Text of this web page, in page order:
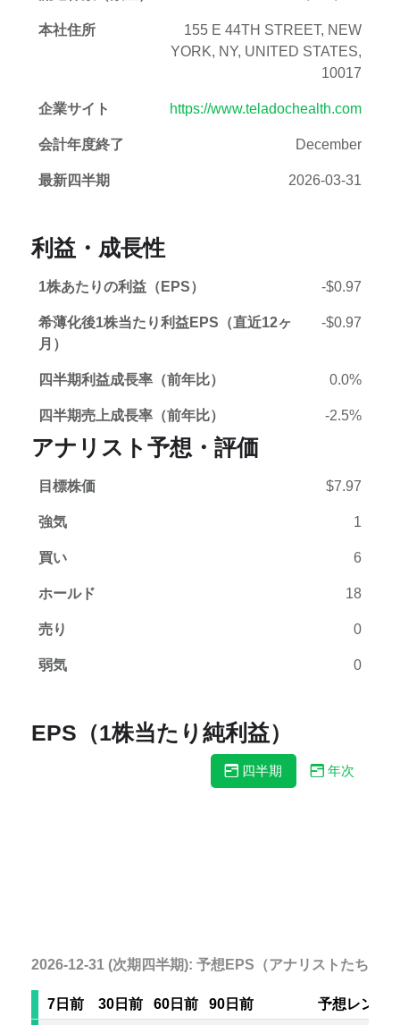
本社住所
155 E 44TH STREET, NEW
YORK, NY, UNITED STATES,
10017
企業サイト https://www.teladochealth.com
会計年度終了 December
最新四半期 2026-03-31
利益・成長性
1株あたりの利益（EPS） -$0.97
希薄化後1株当たり利益EPS（直近12ヶ
月）
-$0.97
四半期利益成長率（前年比） 0.0%
四半期売上成長率（前年比） -2.5%
アナリスト予想・評価
目標株価 $7.97
強気 1
買い 6
ホールド 18
売り 0
弱気 0
EPS（1株当たり純利益）
四半期 年次
2026-12-31 (次期四半期): 予想EPS（アナリストたちの
7日前 30日前 60日前 90日前
予想レンジ